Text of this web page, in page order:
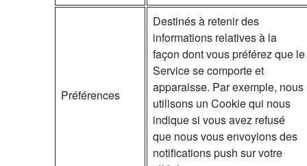
Préférences
Destinés à retenir des
informations relatives à la
façon dont vous préférez que le
Service se comporte et
apparaisse. Par exemple, nous
utilisons un Cookie qui nous
indique si vous avez refusé
que nous vous envoyions des
notifications push sur votre